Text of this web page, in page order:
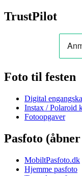
TrustPilot
Foto til festen
Digital
Instax / Polaroid
Fotoopgaver
Pasfoto
MobiltPasfoto.dk
Hjemme pasfoto